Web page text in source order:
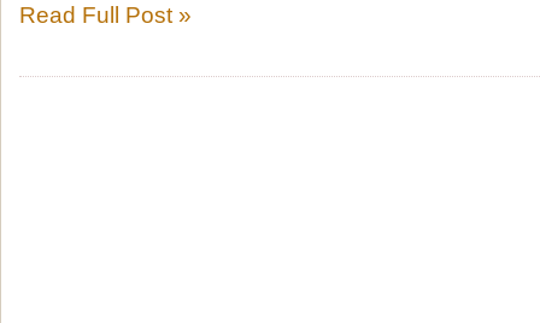
Read Full Post »